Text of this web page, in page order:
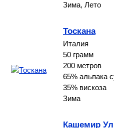
Зима, Лето
Тоскана
Италия
50 грамм
200 метров
65% альпака
35% вискоза
Зима
Кашемир